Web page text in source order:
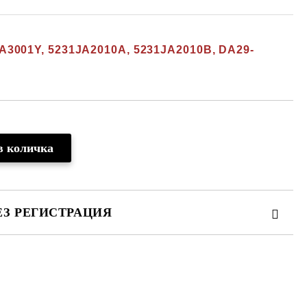
5231JA2010A, 5231JA2010B, DA29-
РЕГИСТРАЦИЯ